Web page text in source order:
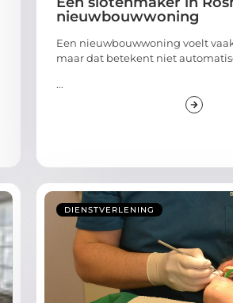
nieuwbouwwoning
Een nieuwbouwwoning voelt
maar dat betekent niet
...
DIENSTVERLENING